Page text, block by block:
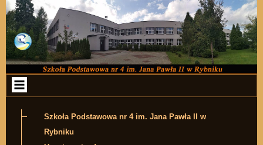
Przejdź do zawartości
Szkoła Podstawowa nr 4 im. Jana Pawła II w
Rybniku